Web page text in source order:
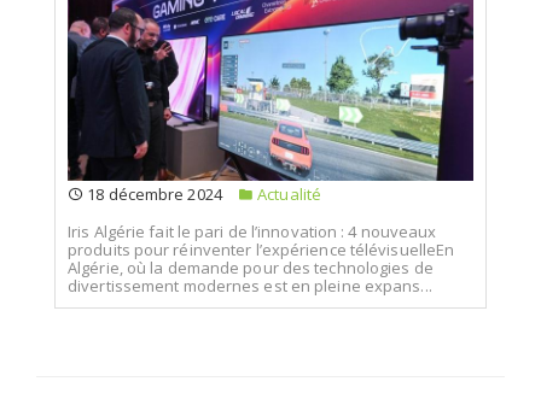
18 décembre 2024
Actualité
Iris Algérie fait le pari de l’innovation : 4 nouveaux
produits pour réinventer l’expérience télévisuelleEn
Algérie, où la demande pour des technologies de
divertissement modernes est en pleine expans...